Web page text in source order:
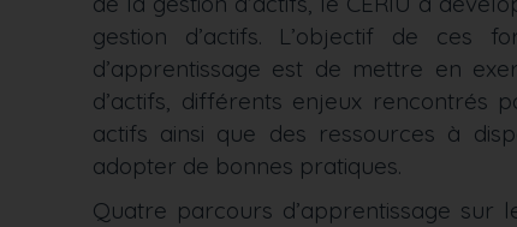
gestion d’actifs. L’objectif de ces
d’apprentissage est de mettre en
d’actifs, différents enjeux rencontrés
actifs ainsi que des ressources à
adopter de bonnes pratiques.
Quatre parcours d’apprentissage sur